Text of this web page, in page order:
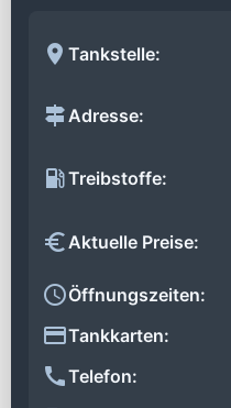
Tankstelle:
Adresse:
Treibstoffe:
Aktuelle Preise:
Öffnungszeiten:
Tankkarten:
Telefon: